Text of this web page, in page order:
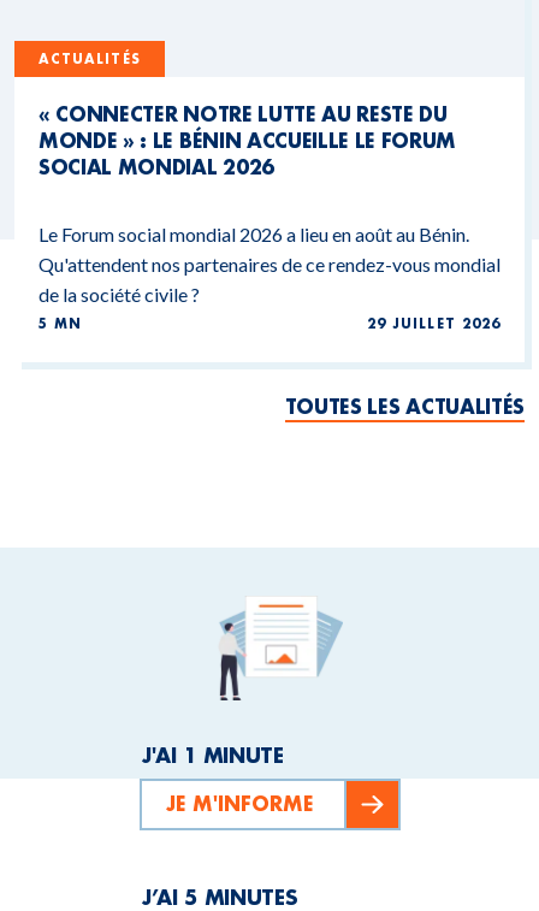
ACTUALITÉS
« CONNECTER NOTRE LUTTE AU RESTE DU
MONDE » : LE BÉNIN ACCUEILLE LE FORUM
SOCIAL MONDIAL 2026
Le Forum social mondial 2026 a lieu en août au Bénin.
Qu'attendent nos partenaires de ce rendez-vous mondial
de la société civile ?
5 MN 29 JUILLET 2026
TOUTES LES ACTUALITÉS
J'AI 1 MINUTE
JE M'INFORME
J’AI 5 MINUTES